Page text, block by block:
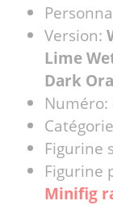
Version:
Lime
Dark
Numéro:
Figurine
Figurine
Minifig